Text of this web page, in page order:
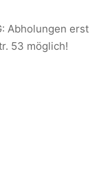
Abholungen erst
53 möglich!